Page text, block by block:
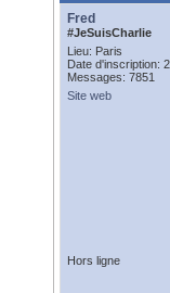
Fred
#JeSuisCharlie
Lieu: Paris
Date d'inscription:
Messages: 7851
Site web
Hors ligne